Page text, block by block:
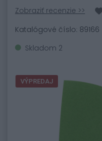
Zobraziť recenzie >>
Katalógové číslo: 89166
Skladom 2
VÝPREDAJ